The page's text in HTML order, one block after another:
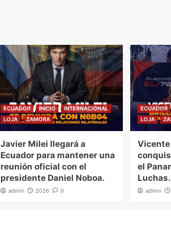
ECUADOR INICIO
INTERNACIONAL
LOJA
ZAMORA
Javier Milei llegará a
Ecuador para mantener una
reunión oficial con el
presidente Daniel Noboa.
admin 2026 0
ECUADOR
LOJA
Vicente
el
Luchas.
admin